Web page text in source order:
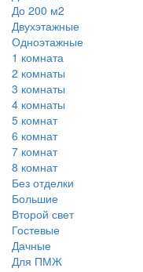
До 200 м2
Двухэтажные
Одноэтажные
1 комната
2 комнаты
3 комнаты
4 комнаты
5 комнат
6 комнат
7 комнат
8 комнат
Без отделки
Большие
Второй свет
Гостевые
Дачные
Для ПМЖ